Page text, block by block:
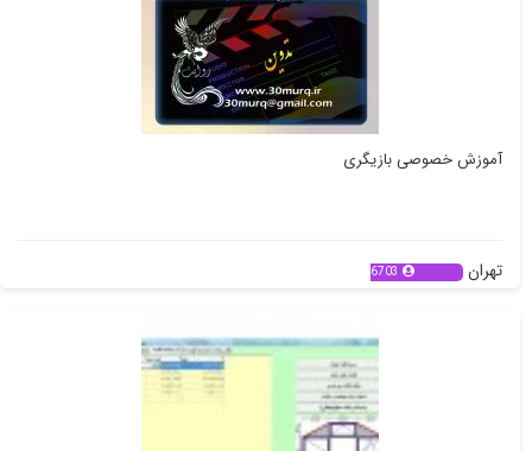
آموزش خصوصی بازیگری
تهران 6703